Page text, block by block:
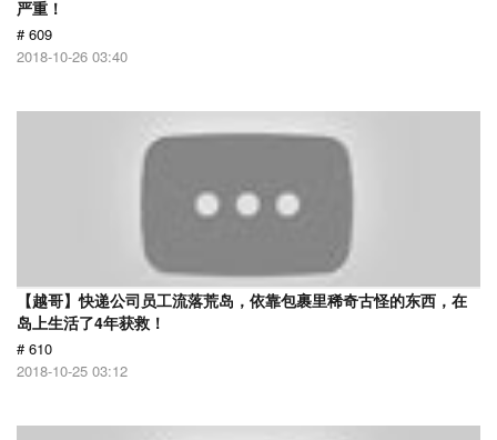
严重！
# 609
2018-10-26 03:40
【越哥】快递公司员工流落荒岛，依靠包裹里稀奇古怪的东西，在
岛上生活了4年获救！
# 610
2018-10-25 03:12